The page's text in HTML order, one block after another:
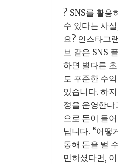
스
토
리
초
보
가
실
천
할
첫
걸
음
? SNS를 활용
수 있다는 사
요? 인스타그
브 같은 SNS
하면 별다른
도 꾸준한 수
있습니다. 하
정을 운영한다
으로 돈이 들
닙니다. “어떻
통해 돈을 벌
민하셨다면,